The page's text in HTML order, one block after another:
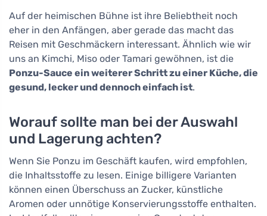
Auf der heimischen Bühne ist ihre Beliebtheit noch
eher in den Anfängen, aber gerade das macht das
Reisen mit Geschmäckern interessant. Ähnlich wie wir
uns an Kimchi, Miso oder Tamari gewöhnen, ist die
Ponzu-Sauce ein weiterer Schritt zu einer Küche, die
gesund, lecker und dennoch einfach ist.
Worauf sollte man bei der Auswahl
und Lagerung achten?
Wenn Sie Ponzu im Geschäft kaufen, wird empfohlen,
die Inhaltsstoffe zu lesen. Einige billigere Varianten
können einen Überschuss an Zucker, künstliche
Aromen oder unnötige Konservierungsstoffe enthalten.